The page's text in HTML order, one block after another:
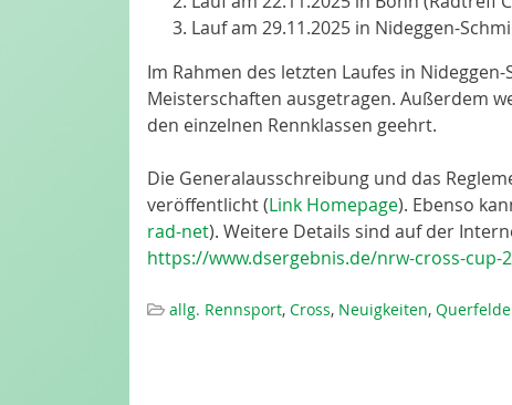
Lauf am 29.11.2025 in Nideggen-
Im Rahmen des letzten Laufes in
Meisterschaften ausgetragen. Außerdem
den einzelnen Rennklassen geehrt.
Die Generalausschreibung und das
veröffentlicht (Link Homepage). Ebenso
rad-net). Weitere Details sind auf der
https://www.dsergebnis.de/nrw-cross-cup-
allg. Rennsport, Cross, Neuigkeiten,